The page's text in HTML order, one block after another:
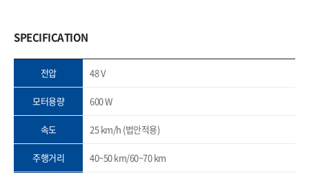
SPECIFICATION
전압 48 V
모터용량 600 W
속도 25 km/h (법안적용)
주행거리 40~50 km/60~70 km